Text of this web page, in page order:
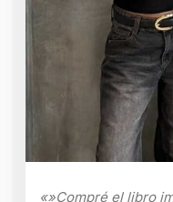
«»Compré el libro